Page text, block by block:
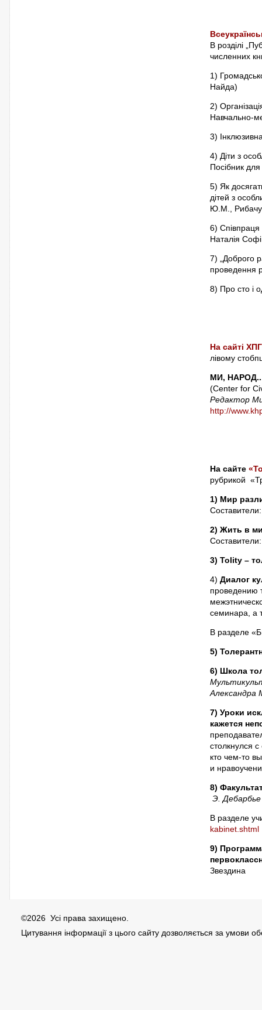
В розділі
численних
1)
Найда)
2)
Навчально-
3)
4) Діти з
Посібник
5) Як
дітей з
Ю.М.,
6) Співпраця
Наталія
7) „Доброго
проведення
8) Про сто і
На сайті ХПГ
лівому
МИ,
(Center for
Редактор
http://
На сайте
рубрикой
1) Мир
2) Жить в
3) Tolity –
4) Диалог
проведению
семинара, а
В разделе
5)
6) Школа
Александра
7) Уроки
кажется
столкнулся
кто чем-то
и
8)
Э. Дебарбье
В разделе
kabinet.shtml
9)
Звездина
©2026 Усі права захищено.
Цитування інформації з цього сайту дозволяється за умови